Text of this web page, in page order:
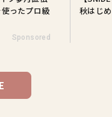
ったプロ級
Sponsored
秋はじ